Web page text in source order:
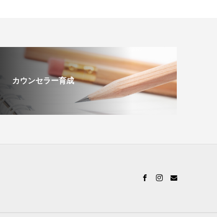
カウンセラー育成